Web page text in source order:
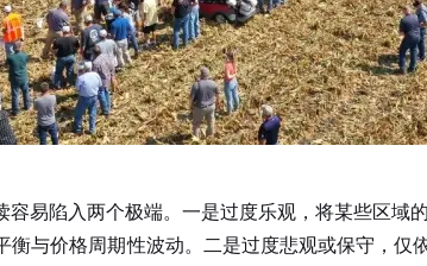
容易陷入两个极端。一是过度乐观，将某些区
与价格周期性波动。二是过度悲观或保守，仅